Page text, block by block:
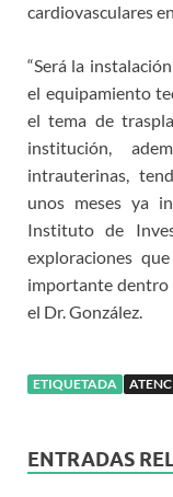
cardiovasculares
“Será la
el equipamiento
el tema de
institución,
intrauterinas,
unos meses ya
Instituto de
exploraciones
importante dentro
el Dr. González.
ETIQUETADA
ENTRADAS